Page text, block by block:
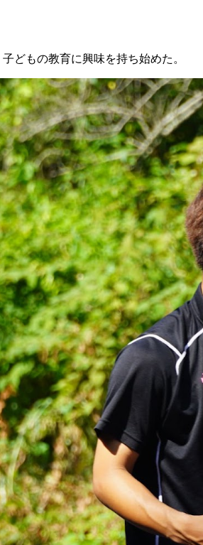
どもの教育に興味を持ち始めた。